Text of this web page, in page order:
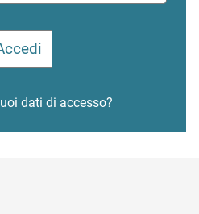
dati di accesso?